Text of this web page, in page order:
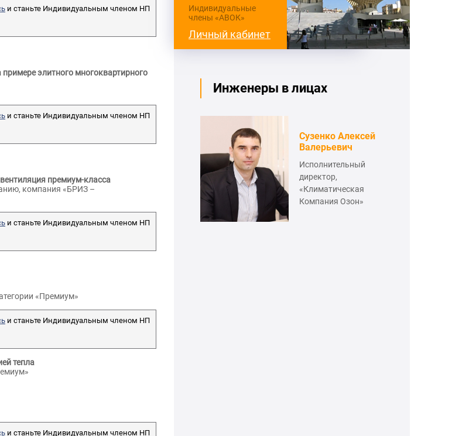
и станьте Индивидуальным членом НП
элитного многоквартирного
и станьте Индивидуальным членом НП
премиум-класса
компания «БРИЗ –
и станьте Индивидуальным членом НП
«Премиум»
и станьте Индивидуальным членом НП
тепла
и станьте Индивидуальным членом НП
Индивидуальные
члены «АВОК»
Личный кабинет
Инженеры в лицах
«ООО"А-Проект.К" при
ООО"ПСФ "КРОСТ"»
АТТЕСТОВАН
Сузенко Алексей
Валерьевич
Исполнительный
директор,
«Климатическая
Компания Озон»